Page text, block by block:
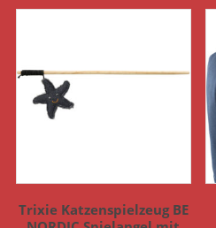
Trixie Katzenspielzeug BE